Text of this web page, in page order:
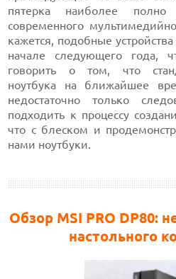
пятерка наиболее полно
современного
кажется, подобные
начале следующего года,
говорить о том, что
ноутбука на ближайшее
недостаточно только
подходить к процессу
что с блеском и
нами ноутбуки.
Обзор MSI PRO DP80:
настольного